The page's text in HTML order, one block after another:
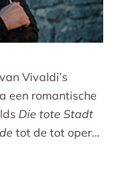
Vivaldi’s
een romantische
Die tote Stadt
tot de tot opera